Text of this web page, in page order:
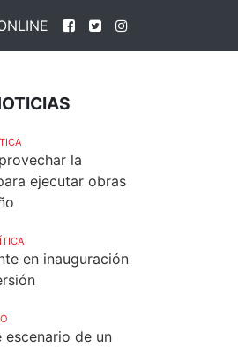
la
ejecutar obras
en inauguración
escenario de un